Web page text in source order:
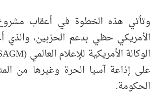
وتأتي هذه الخطوة في أعقاب مشروع
الأمريكي حظي بدعم الحزبين، والذي
على إذاعة آسيا الحرة وغيرها من
الحكومة.